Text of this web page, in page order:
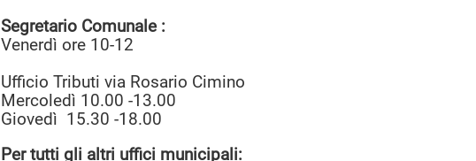
Segretario Comunale :
Venerdì ore 10-12
Ufficio Tributi via Rosario Cimino
Mercoledì 10.00 -13.00
Giovedì 15.30 -18.00
Per tutti gli altri uffici municipali: